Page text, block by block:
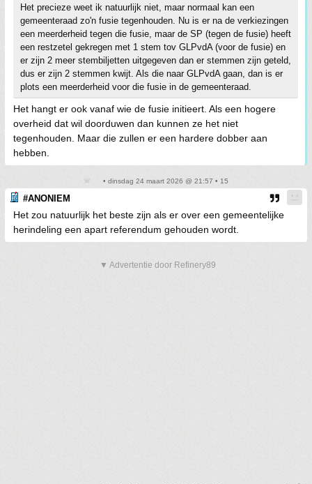
Het precieze weet ik natuurlijk niet, maar normaal kan een
gemeenteraad zo'n fusie tegenhouden. Nu is er na de verkiezingen
een meerderheid tegen die fusie, maar de SP (tegen de fusie) heeft
een restzetel gekregen met 1 stem tov GLPvdA (voor de fusie) en
er zijn 2 meer stembiljetten uitgegeven dan er stemmen zijn geteld,
dus er zijn 2 stemmen kwijt. Als die naar GLPvdA gaan, dan is er
plots een meerderheid voor die fusie in de gemeenteraad.
Het hangt er ook vanaf wie de fusie initieert. Als een hogere
overheid dat wil doorduwen dan kunnen ze het niet
tegenhouden. Maar die zullen er een hardere dobber aan
hebben.
• dinsdag 24 maart 2026 @ 21:57 • 15
#ANONIEM
Het zou natuurlijk het beste zijn als er over een gemeentelijke
herindeling een apart referendum gehouden wordt.
▼ Advertentie door Refinery89